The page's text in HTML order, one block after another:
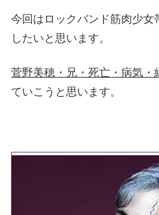
今回はロックバンド筋肉少女
したいと思います。
菅野美穂・兄・死亡・病気・
ていこうと思います。